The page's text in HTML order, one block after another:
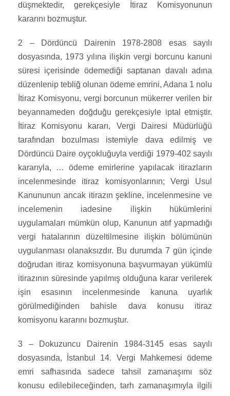
düşmektedir, gerekçesiyle İtiraz Komisyonunun
kararını bozmuştur.
2 – Dördüncü Dairenin 1978-2808 esas sayılı
dosyasında, 1973 yılına ilişkin vergi borcunu kanuni
süresi içerisinde ödemediği saptanan davalı adına
düzenlenip tebliğ olunan ödeme emrini, Adana 1 nolu
İtiraz Komisyonu, vergi borcunun mükerrer verilen bir
beyannameden doğduğu gerekçesiyle iptal etmiştir.
İtiraz Komisyonu kararı, Vergi Dairesi Müdürlüğü
tarafından bozulması istemiyle dava edilmiş ve
Dördüncü Daire oyçokluğuyla verdiği 1979-402 sayılı
kararıyla, … ödeme emirlerine yapılacak itirazların
incelenmesinde itiraz komisyonlarının; Vergi Usul
Kanununun ancak itirazın şekline, incelenmesine ve
incelemenin iadesine ilişkin hükümlerini
uygulamaları mümkün olup, Kanunun atıf yapmadığı
vergi hatalarının düzeltilmesine ilişkin bölümünün
uygulanması olanaksızdır. Bu durumda 7 gün içinde
doğrudan itiraz komisyonuna başvurmayan yükümlü
itirazının süresinde yapılmış olduğuna karar verilerek
işin esasının incelenmesinde kanuna uyarlık
görülmediğinden bahisle dava konusu itiraz
komisyonu kararını bozmuştur.
3 – Dokuzuncu Dairenin 1984-3145 esas sayılı
dosyasında, İstanbul 14. Vergi Mahkemesi ödeme
emri safhasında sadece tahsil zamanaşımı söz
konusu edilebileceğinden, tarh zamanaşımıyla ilgili